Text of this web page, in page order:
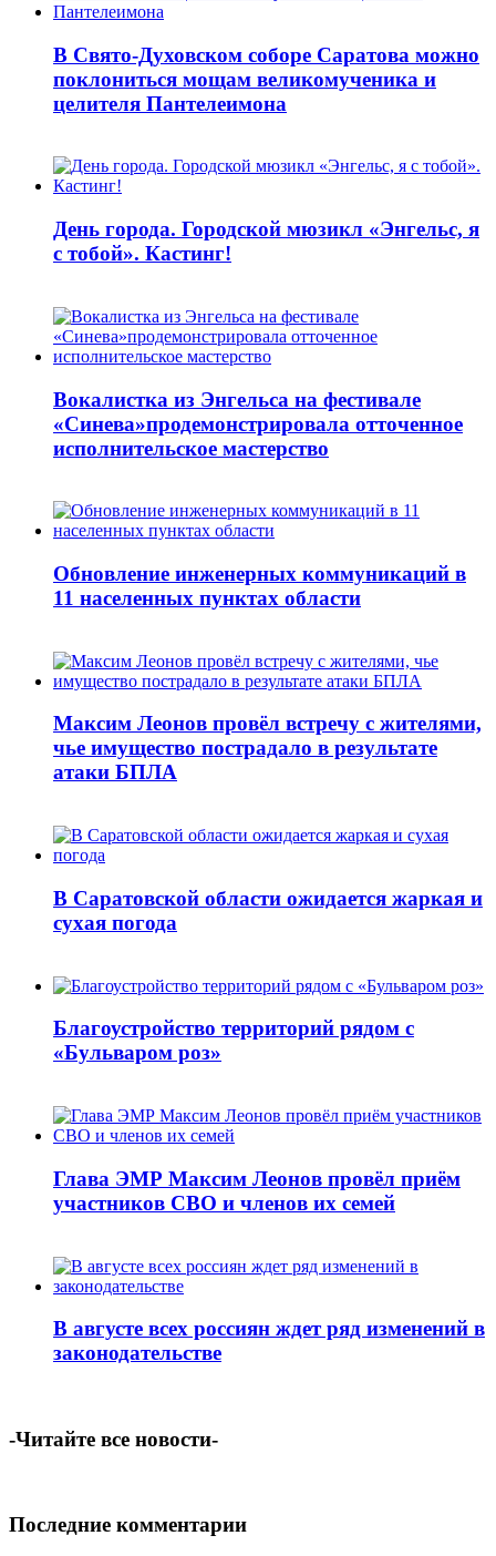
В Свято-Духовском соборе Саратова можно
поклониться мощам великомученика и
целителя Пантелеимона
День города. Городской мюзикл «Энгельс, я
с тобой». Кастинг!
Вокалистка из Энгельса на фестивале
«Синева»продемонстрировала отточенное
исполнительское мастерство
Обновление инженерных коммуникаций в
11 населенных пунктах области
Максим Леонов провёл встречу с жителями,
чье имущество пострадало в результате
атаки БПЛА
В Саратовской области ожидается жаркая и
сухая погода
Благоустройство территорий рядом с
«Бульваром роз»
Глава ЭМР Максим Леонов провёл приём
участников СВО и членов их семей
В августе всех россиян ждет ряд изменений в
законодательстве
-Читайте все новости-
Последние комментарии